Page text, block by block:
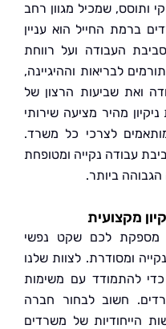
שמכיל מגוון רחב
הוא עניין
ועל רווחת
וההיגיינה,
הרצון של
מציעה שירותי
לצרכי כל משרד.
נקייה ומטופחת
לכם שקט נפשי
לצוות שלנו
עם משימות
לבחור חברה
של משרדים